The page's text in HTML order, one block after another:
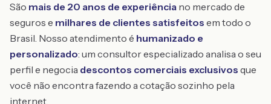
São mais de 20 anos de experiência no mercado de
seguros e milhares de clientes satisfeitos em todo o
Brasil. Nosso atendimento é humanizado e
personalizado: um consultor especializado analisa o seu
perfil e negocia descontos comerciais exclusivos que
você não encontra fazendo a cotação sozinho pela
internet.